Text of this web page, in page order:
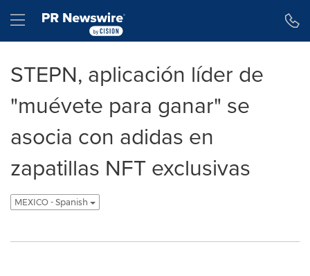
Hamburger menu
STEPN, aplicación líder de
"muévete para ganar" se
asocia con adidas en
zapatillas NFT exclusivas
MEXICO - Spanish